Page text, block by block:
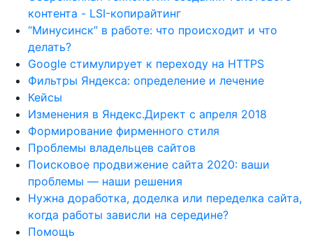
контента - LSI-копирайтинг
“Минусинск” в работе: что происходит и что
делать?
Google стимулирует к переходу на HTTPS
Фильтры Яндекса: определение и лечение
Кейсы
Изменения в Яндекс.Директ с апреля 2018
Формирование фирменного стиля
Проблемы владельцев сайтов
Поисковое продвижение сайта 2020: ваши
проблемы — наши решения
Нужна доработка, доделка или переделка сайта,
когда работы зависли на середине?
Помощь